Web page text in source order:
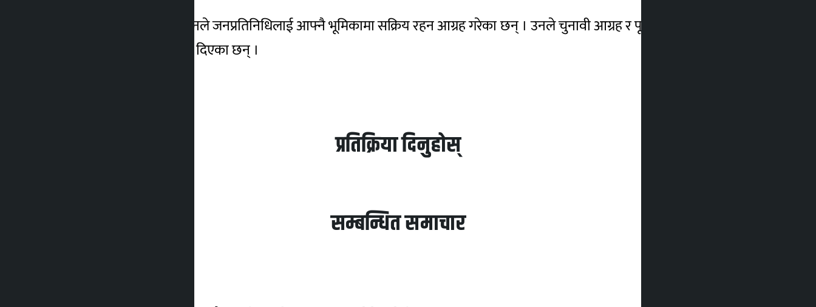
चुनावी दौड सकिएको भन्दै उनले जनप्रतिनिधिलाई आफ्नै भूमिकामा सक्रिय रहन आग्रह गरेका छन् । उनले चुनावी आग्रह र पूर्वग्रहबाट मुक्त भएर काम गर्न
पनि जनप्रतिनिधिलाई सुझाव दिएका छन् ।
प्रतिक्रिया दिनुहोस्
सम्बन्धित समाचार